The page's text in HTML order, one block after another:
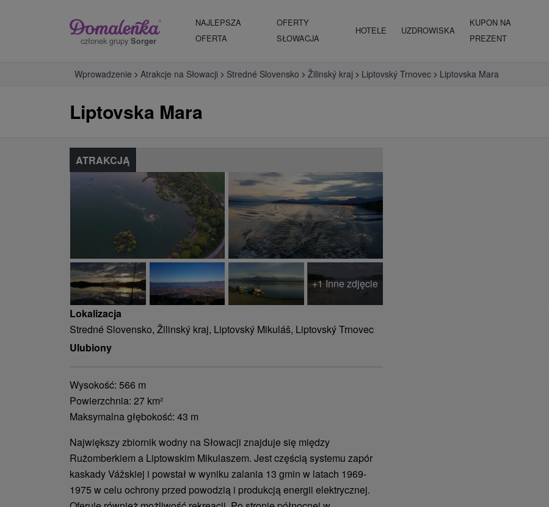
członek grupy Sorger
NAJLEPSZA
OFERTA
OFERTY
SŁOWACJA
HOTELE UZDROWISKA
KUPON NA
PREZENT
Wprowadzenie Atrakcje na Słowacji Stredné Slovensko Žilinský kraj Liptovský Trnovec Liptovska Mara
Liptovska Mara
ATRAKCJĄ
+1 Inne zdjęcie
Lokalizacja
Stredné Slovensko, Žilinský kraj, Liptovský Mikuláš, Liptovský Trnovec
Ulubiony
Wysokość: 566 m
Powierzchnia: 27 km²
Maksymalna głębokość: 43 m
Największy zbiornik wodny na Słowacji znajduje się między
Rużomberkiem a Liptowskim Mikulaszem. Jest częścią systemu zapór
kaskady Vážskiej i powstał w wyniku zalania 13 gmin w latach 1969-
1975 w celu ochrony przed powodzią i produkcją energii elektrycznej.